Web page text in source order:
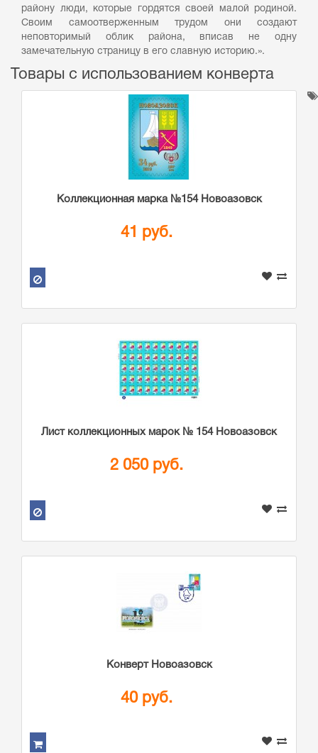
району люди, которые гордятся своей малой родиной.
Своим самоотверженным трудом они создают
неповторимый облик района, вписав не одну
замечательную страницу в его славную историю.».
Товары с использованием конверта
Коллекционная марка №154 Новоазовск
41 руб.
Лист коллекционных марок № 154 Новоазовск
2 050 руб.
Конверт Новоазовск
40 руб.